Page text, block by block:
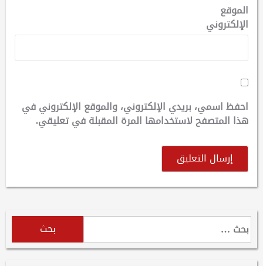
الموقع
الإلكتروني
احفظ اسمي، بريدي الإلكتروني، والموقع الإلكتروني في
هذا المتصفح لاستخدامها المرة المقبلة في تعليقي.
البحث
عن: